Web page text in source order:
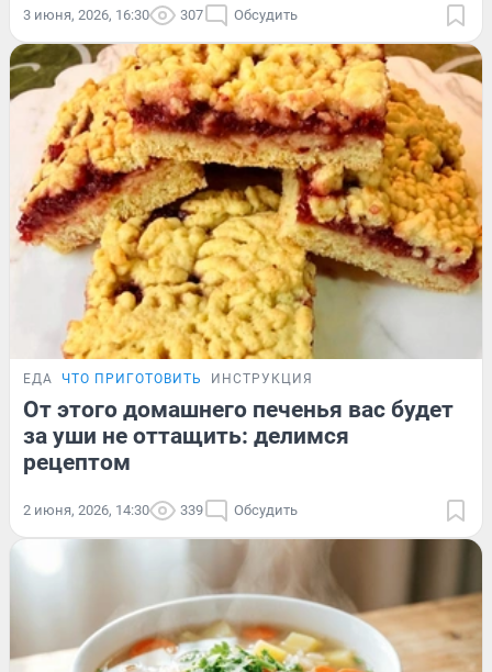
3 июня, 2026, 16:30 307 Обсудить
ЕДА ЧТО ПРИГОТОВИТЬ ИНСТРУКЦИЯ
От этого домашнего печенья вас будет
за уши не оттащить: делимся
рецептом
2 июня, 2026, 14:30 339 Обсудить